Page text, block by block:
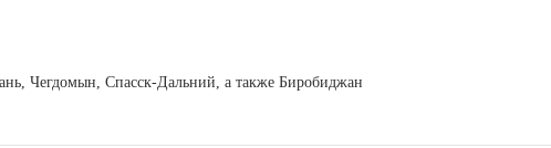
Чегдомын, Спасск-Дальний, а также Биробиджан